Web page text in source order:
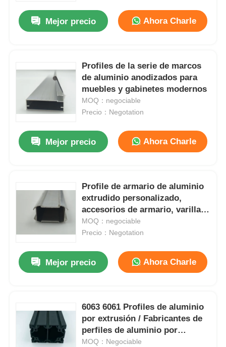
Hogar
Acerca de nosotros
Mejor precio Ahora Charle
Profiles de la serie de marcos
de aluminio anodizados para
muebles y gabinetes modernos
MOQ：negociable
Precio：Negotation
Mejor precio Ahora Charle
Profile de armario de aluminio
extrudido personalizado,
accesorios de armario, varillas
colgantes, diseño moderno,
tipo de instalación desmontable
MOQ：negociable
Precio：Negotation
Mejor precio Ahora Charle
6063 6061 Profiles de aluminio
por extrusión / Fabricantes de
perfiles de aluminio por
extrusión
MOQ：Negociable